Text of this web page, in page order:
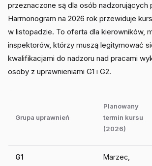
przeznaczone są dla osób nadzorujących
Harmonogram na 2026 rok przewiduje
w listopadzie. To oferta dla kierowników,
inspektorów, którzy muszą legitymować
kwalifikacjami do nadzoru nad pracami
osoby z uprawnieniami G1 i G2.
Grupa uprawnień
Planowany
termin kursu
(2026)
G1
Marzec,